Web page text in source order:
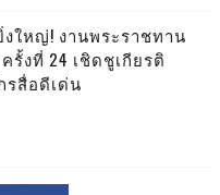
ใหญ่! งานพระราชทาน
รั้งที่ 24 เชิดชูเกียรติ
รสื่อดีเด่น